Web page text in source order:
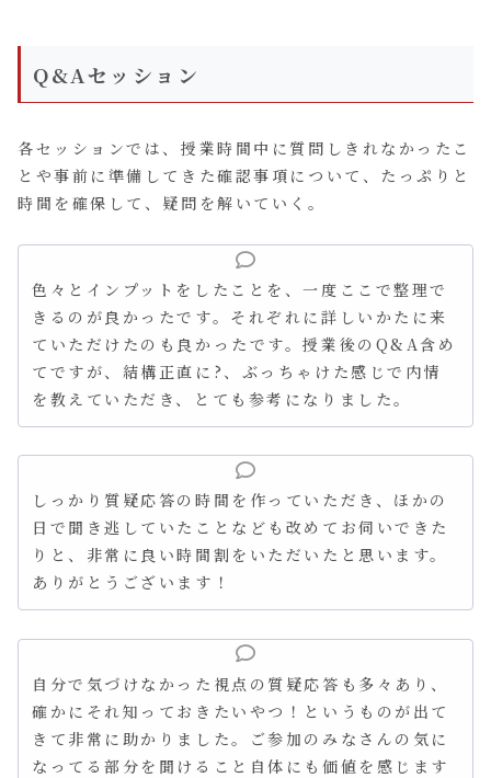
Q&Aセッション
各セッションでは、授業時間中に質問しきれなかったこ
とや事前に準備してきた確認事項について、たっぷりと
時間を確保して、疑問を解いていく。
色々とインプットをしたことを、一度ここで整理で
きるのが良かったです。それぞれに詳しいかたに来
ていただけたのも良かったです。授業後のQ&A含め
てですが、結構正直に?、ぶっちゃけた感じで内情
を教えていただき、とても参考になりました。
しっかり質疑応答の時間を作っていただき、ほかの
日で聞き逃していたことなども改めてお伺いできた
りと、非常に良い時間割をいただいたと思います。
ありがとうございます！
自分で気づけなかった視点の質疑応答も多々あり、
確かにそれ知っておきたいやつ！というものが出て
きて非常に助かりました。ご参加のみなさんの気に
なってる部分を聞けること自体にも価値を感じます